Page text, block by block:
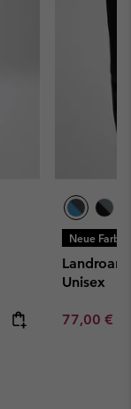
Neue
Unisex
Minimum
77,00 €